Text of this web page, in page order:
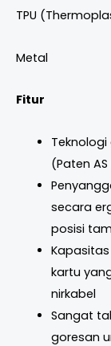
TPU
Metal
Fitur
(Paten AS
secara
posisi
kartu
nirkabel
Sangat
goresan